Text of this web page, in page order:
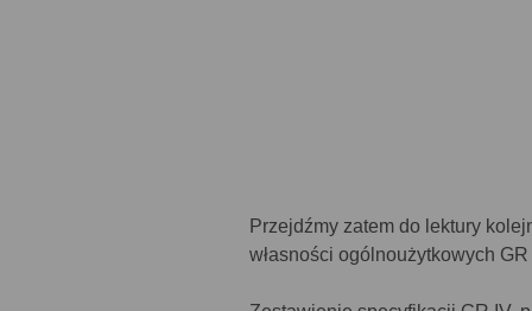
Przejdźmy zatem do lektury
własności ogólnoużytkowych